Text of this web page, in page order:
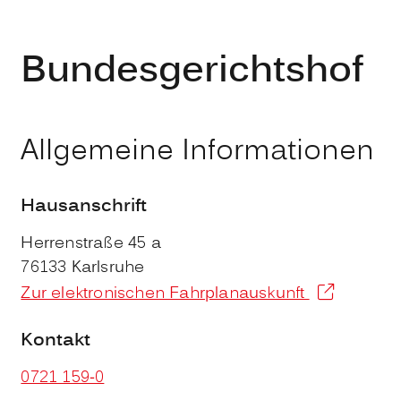
Bundesgerichtshof
Allgemeine Informationen
Hausanschrift
Herrenstraße 45 a
76133 Karlsruhe
Zur elektronischen Fahrplanauskunft
Kontakt
0721 159-0